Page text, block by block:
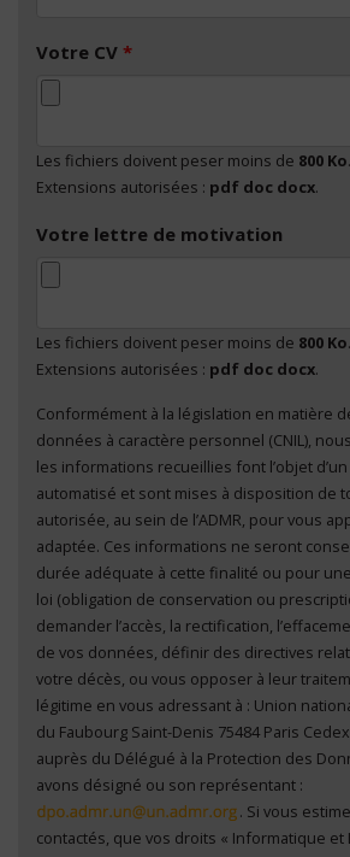
Votre CV *
Les fichiers doivent peser moins de 800 Ko.
Extensions autorisées : pdf doc docx.
Votre lettre de motivation
Les fichiers doivent peser moins de 800 Ko.
Extensions autorisées : pdf doc docx.
En cliquant sur "Envoyer", je
de mes données à caractère
Conformément à la législation en matière
données à caractère personnel (CNIL),
les informations recueillies font l’objet
automatisé et sont mises à disposition de toute personne
autorisée, au sein de l’ADMR, pour vous
adaptée. Ces informations ne seront
durée adéquate à cette finalité ou pour
loi (obligation de conservation ou
demander l’accès, la rectification,
de vos données, définir des directives
votre décès, ou vous opposer à leur
légitime en vous adressant à : Union
du Faubourg Saint-Denis 75484 Paris
auprès du Délégué à la Protection des
avons désigné ou son représentant :
. Si vous
contactés, que vos droits « Informatique et